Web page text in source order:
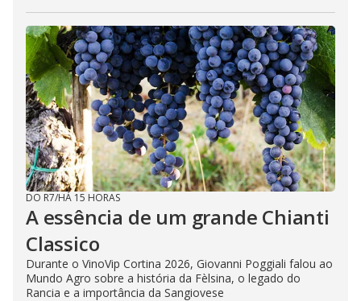
DO R7/HÁ 15 HORAS
A essência de um grande Chianti
Classico
Durante o VinoVip Cortina 2026, Giovanni Poggiali falou ao
Mundo Agro sobre a história da Fèlsina, o legado do
Rancia e a importância da Sangiovese